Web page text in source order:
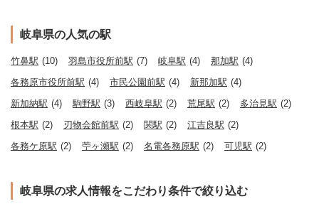
岐阜県の人気の駅
竹鼻駅 (10) 羽島市役所前駅 (7) 岐阜駅 (4) 那加駅 (4)
各務原市役所前駅 (4) 市民公園前駅 (4) 新那加駅 (4)
新加納駅 (4) 駒野駅 (3) 西岐阜駅 (2) 荒尾駅 (2) 多治見駅 (2)
根本駅 (2) 刃物会館前駅 (2) 関駅 (2) 江吉良駅 (2)
各務ケ原駅 (2) 苧ヶ瀬駅 (2) 名電各務原駅 (2) 可児駅 (2)
岐阜県の求人情報をこだわり条件で絞り込む